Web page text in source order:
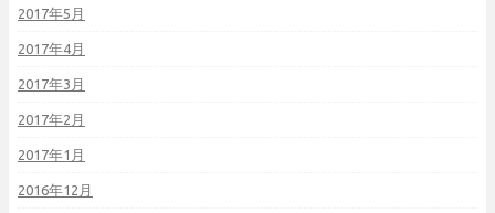
2017年5月
2017年4月
2017年3月
2017年2月
2017年1月
2016年12月